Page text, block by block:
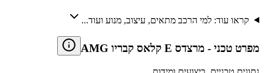
קראו עוד: למי הרכב מתאים, עיצוב, מנוע ועוד...
מפרט טכני - מרצדס E קלאס קבריו AMG